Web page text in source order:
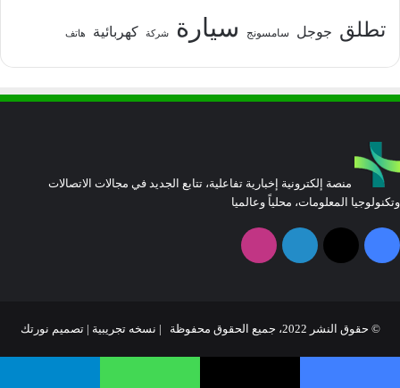
تطلق جوجل سامسونج سيارة شركة كهربائية هاتف
منصة إلكترونية إخبارية تفاعلية، تتابع الجديد في مجالات الاتصالات
وتكنولوجيا المعلومات، محلياً وعالميا
فيسبوك
‫X لينكدإن انستقرام
© حقوق النشر 2022، جميع الحقوق محفوظة | نسخه تجريبية | تصميم نورتك